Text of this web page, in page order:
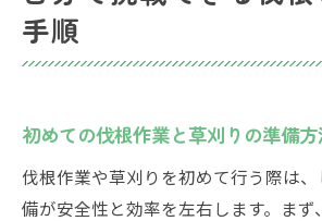
手順
初めての伐根作業と草刈りの準備
伐根作業や草刈りを初めて行う際は
備が安全性と効率を左右します。まず